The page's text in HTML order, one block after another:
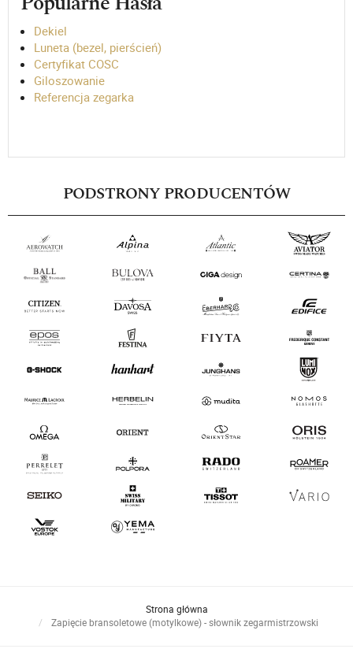
Dekiel
Luneta (bezel, pierścień)
Certyfikat COSC
Giloszowanie
Referencja zegarka
PODSTRONY PRODUCENTÓW
Strona główna
Zapięcie bransoletowe (motylkowe) - słownik zegarmistrzowski